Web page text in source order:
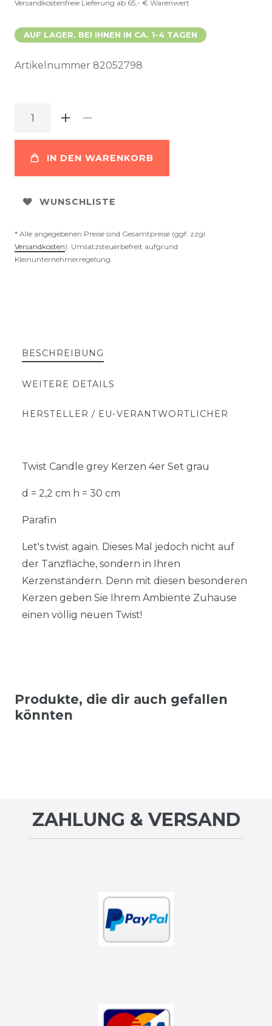
Versandkostenfreie Lieferung ab 65,- € Warenwert
AUF LAGER. BEI IHNEN IN CA. 1-4 TAGEN
Artikelnummer 82052798
IN DEN WARENKORB
WUNSCHLISTE
* Alle angegebenen Preise sind Gesamtpreise (ggf. zzgl.
Versandkosten). Umsatzsteuerbefreit aufgrund
Kleinunternehmerregelung.
BESCHREIBUNG
WEITERE DETAILS
HERSTELLER / EU-VERANTWORTLICHER
Twist Candle grey Kerzen 4er Set grau
d = 2,2 cm h = 30 cm
Parafin
Let's twist again. Dieses Mal jedoch nicht auf
der Tanzfläche, sondern in Ihren
Kerzenständern. Denn mit diesen besonderen
Kerzen geben Sie Ihrem Ambiente Zuhause
einen völlig neuen Twist!
Produkte, die dir auch gefallen
könnten
ZAHLUNG & VERSAND